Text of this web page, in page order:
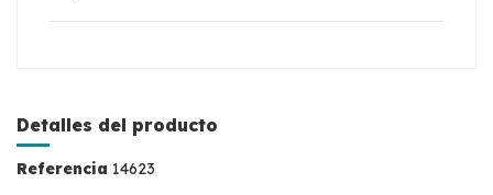
Detalles del producto
Referencia 14623